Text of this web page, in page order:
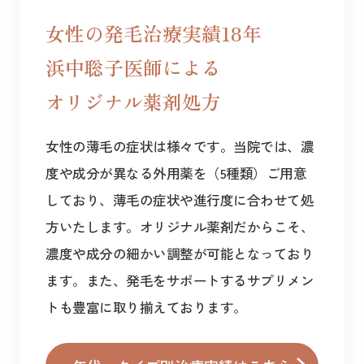
女性の発毛治療実績18年
浜中聡子医師による
オリジナル薬剤処方
女性の薄毛の症状は様々です。当院では、濃
度や成分が異なる外用薬を（5種類）ご用意
しており、薄毛の症状や進行度に合わせて処
方いたします。オリジナル薬剤だからこそ、
濃度や成分の細かい調整が可能となっており
ます。また、発毛をサポートするサプリメン
トも豊富に取り揃えております。